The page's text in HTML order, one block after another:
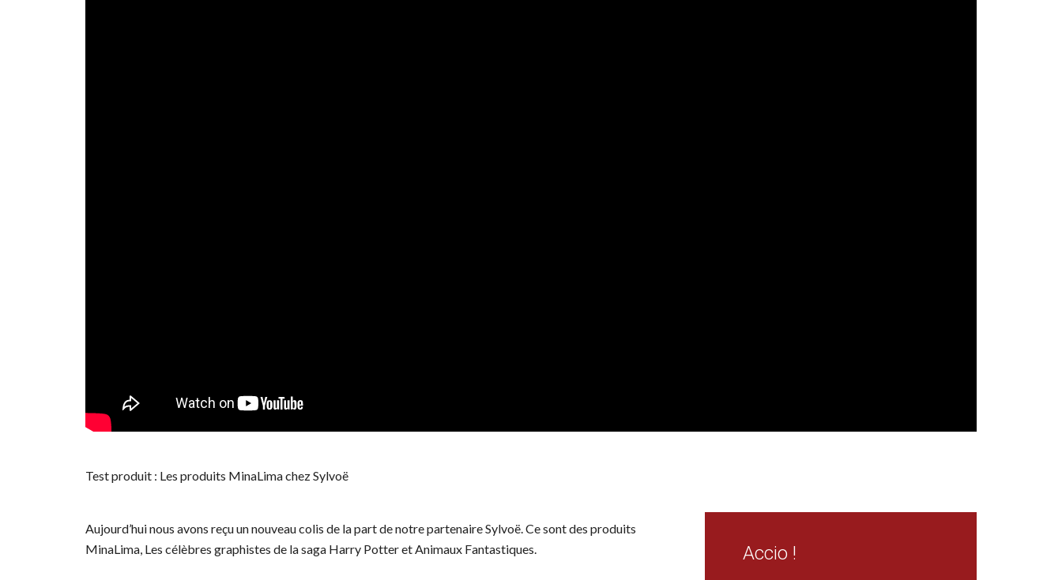
Test produit : Les produits MinaLima chez Sylvoë
Aujourd’hui nous avons reçu un nouveau colis de la part de notre partenaire Sylvoë. Ce sont des produits
MinaLima, Les célèbres graphistes de la saga Harry Potter et Animaux Fantastiques.
Accio !